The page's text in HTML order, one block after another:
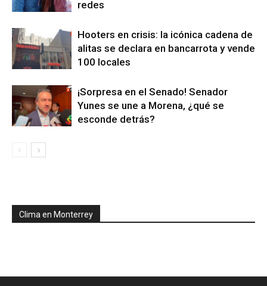
redes
Hooters en crisis: la icónica cadena de
alitas se declara en bancarrota y vende
100 locales
¡Sorpresa en el Senado! Senador
Yunes se une a Morena, ¿qué se
esconde detrás?
Clima en Monterrey